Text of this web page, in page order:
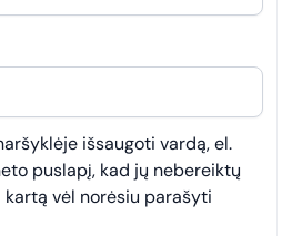
išsaugoti vardą, el.
puslapį, kad jų nebereiktų
vėl norėsiu parašyti